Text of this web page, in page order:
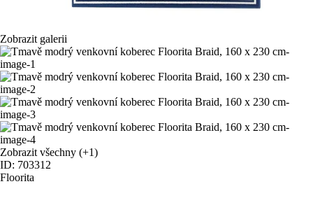
Zobrazit galerii
Zobrazit všechny (+1)
ID: 703312
Floorita